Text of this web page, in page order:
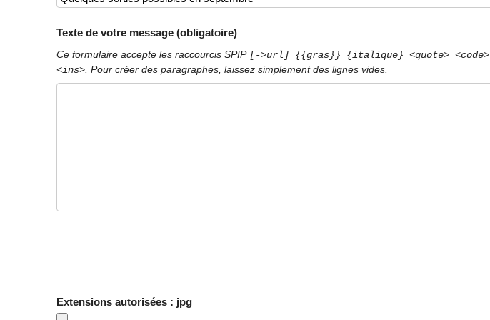
Texte de votre message (obligatoire)
Ce formulaire accepte les raccourcis SPIP [->url] {{gras}} {italique} <quote> <code>
<ins>. Pour créer des paragraphes, laissez simplement des lignes vides.
Extensions autorisées : jpg